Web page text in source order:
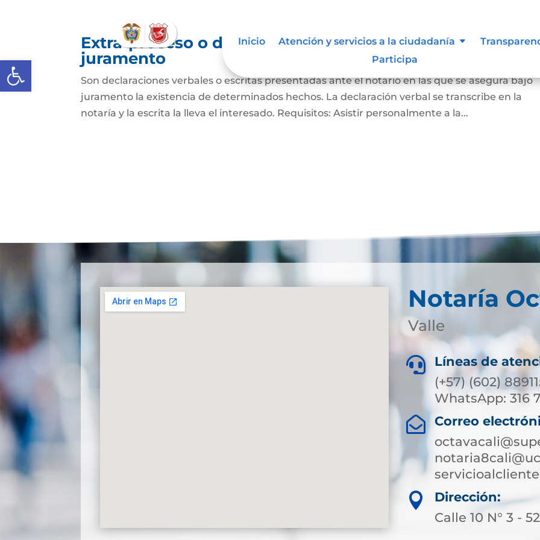
Abrir barra de herramientas
Inicio Atención y servicios a la ciudadanía
Participa
Extra-proceso o declaración bajo la gravedad de
juramento
Son declaraciones verbales o escritas presentadas ante el notario en las que se asegura bajo
juramento la existencia de determinados hechos. La declaración verbal se transcribe en la
notaría y la escrita la lleva el interesado. Requisitos: Asistir personalmente a la...
Notaría
Valle

Líneas de
(+57) (602)
WhatsApp: 316

Correo

Dirección:
Calle 10 N° 3 -